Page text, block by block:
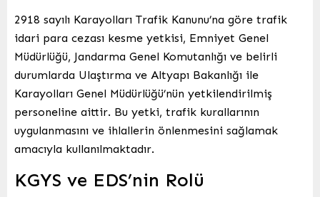
2918 sayılı Karayolları Trafik Kanunu’na göre trafik
idari para cezası kesme yetkisi, Emniyet Genel
Müdürlüğü, Jandarma Genel Komutanlığı ve belirli
durumlarda Ulaştırma ve Altyapı Bakanlığı ile
Karayolları Genel Müdürlüğü’nün yetkilendirilmiş
personeline aittir. Bu yetki, trafik kurallarının
uygulanmasını ve ihlallerin önlenmesini sağlamak
amacıyla kullanılmaktadır.
KGYS ve EDS’nin Rolü